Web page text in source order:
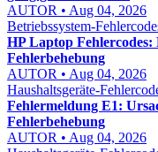
AUTOR • Aug 04, 2026
Betriebssystem-
HP Laptop Fehlercodes:
Fehlerbehebung
AUTOR • Aug 04, 2026
Haushaltsgeräte-
Fehlermeldung E1:
Fehlerbehebung
AUTOR • Aug 04, 2026